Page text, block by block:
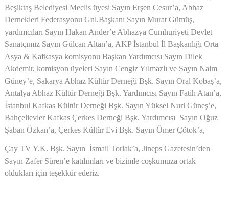
Beşiktaş Belediyesi Meclis üyesi Sayın Erşen Cesur’a, Abhaz
Dernekleri Federasyonu Gnl.Başkanı Sayın Murat Gümüş,
yardımcıları Sayın Hakan Ander’e Abhazya Cumhuriyeti Devlet
Sanatçımız Sayın Gülcan Altan’a, AKP İstanbul İl Başkanlığı Orta
Asya & Kafkasya komisyonu Başkan Yardımcısı Sayın Dilek
Akdemir, komisyon üyeleri Sayın Cengiz Yılmazlı ve Sayın Naim
Güney’e, Sakarya Abhaz Kültür Derneği Bşk. Sayın Oral Kobaş’a,
Antalya Abhaz Kültür Derneği Bşk. Yardımcısı Sayın Fatih Atan’a,
İstanbul Kafkas Kültür Derneği Bşk. Sayın Yüksel Nuri Güneş’e,
Bahçelievler Kafkas Çerkes Derneği Bşk. Yardımcısı Sayın Oğuz
Şaban Özkan’a, Çerkes Kültür Evi Bşk. Sayın Ömer Çötok’a,
Çay TV Y.K. Bşk. Sayın İsmail Torlak’a, Jineps Gazetesin’den
Sayın Zafer Süren’e katılımları ve bizimle coşkumuza ortak
oldukları için teşekkür ederiz.